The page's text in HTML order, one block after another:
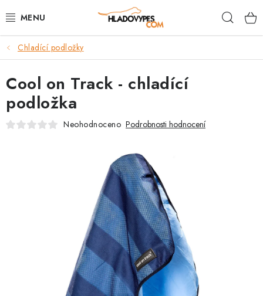
na
POTŘEBY PRO PSY
TAMI PŘEPRAVNÍ BOXY
SPORT SE PSEM
VĚRNOSTNÍ PROGRAM
Chladící podložky
Cool on Track - chladící
podložka
Neohodnoceno Podrobnosti hodnocení